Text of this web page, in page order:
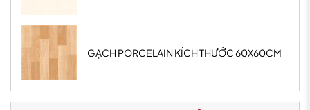
GẠCH PORCELAIN KÍCH THƯỚC 60X60CM